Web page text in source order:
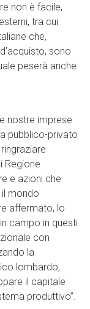
non è facile,
tra cui
che,
sono
peserà anche
nostre imprese
pubblico-privato
Regione
e azioni che
mondo
affermato, lo
campo in questi
con
la
lombardo,
il capitale
produttivo”.